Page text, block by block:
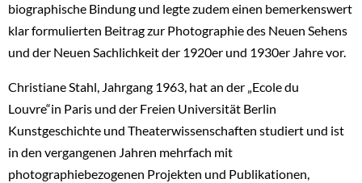
biographische Bindung und legte zudem einen bemerkenswert
klar formulierten Beitrag zur Photographie des Neuen Sehens
und der Neuen Sachlichkeit der 1920er und 1930er Jahre vor.
Christiane Stahl, Jahrgang 1963, hat an der „Ecole du
Louvre“in Paris und der Freien Universität Berlin
Kunstgeschichte und Theaterwissenschaften studiert und ist
in den vergangenen Jahren mehrfach mit
photographiebezogenen Projekten und Publikationen,